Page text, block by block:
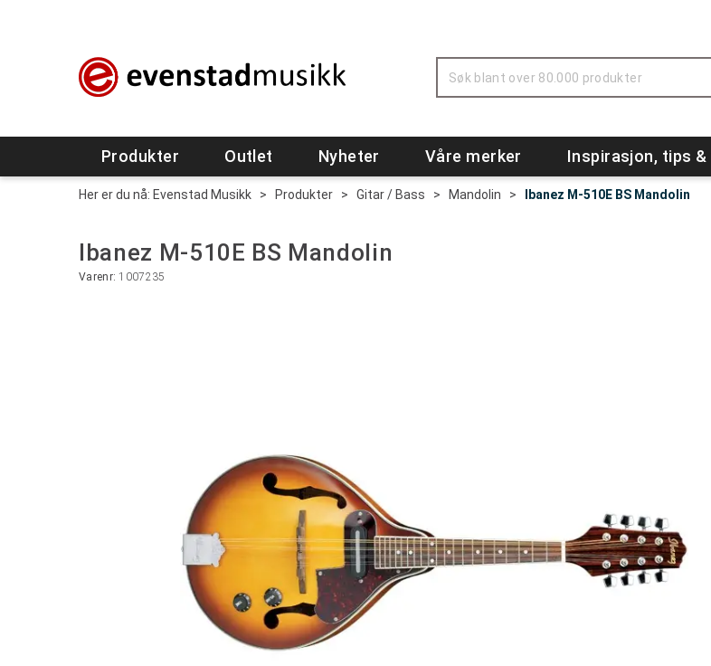
Produkter Outlet Nyheter Våre merker Inspirasjon, tips
Her er du nå: Evenstad Musikk > Produkter > Gitar / Bass > Mandolin > Ibanez M-510E BS Mandolin
Ibanez M-510E BS Mandolin
Varenr:1007235